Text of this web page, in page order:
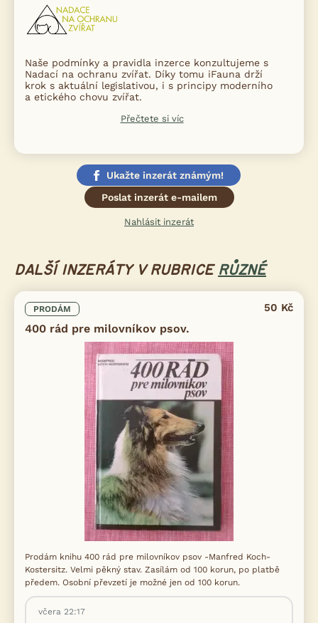
Naše podmínky a pravidla inzerce konzultujeme s
Nadací na ochranu zvířat. Díky tomu iFauna drží
krok s aktuální legislativou, i s principy moderního
a etického chovu zvířat.
Přečtete si víc
Ukažte inzerát známým!
Poslat inzerát e-mailem
Nahlásit inzerát
DALŠÍ INZERÁTY V RUBRICE RŮZNÉ
PRODÁM
400 rád pre milovníkov psov.
50 Kč
Prodám knihu 400 rád pre milovníkov psov -Manfred Koch-
Kostersitz. Velmi pěkný stav. Zasílám od 100 korun, po platbě
předem. Osobní převzetí je možné jen od 100 korun.
včera 22:17